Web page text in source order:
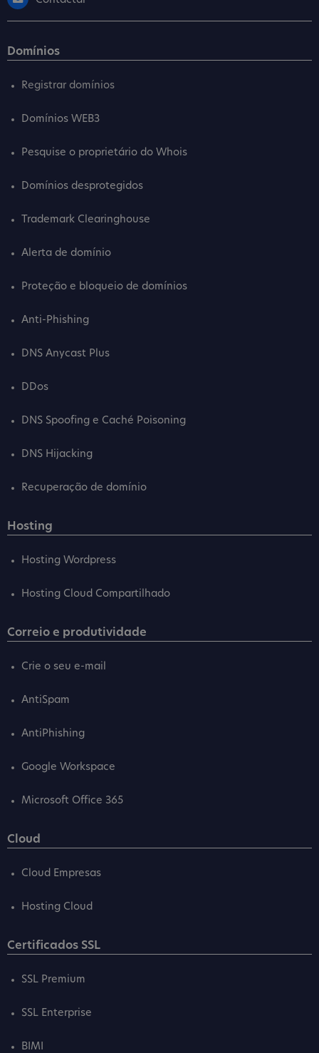
Domínios
Registrar domínios
Domínios WEB3
Pesquise o proprietário do Whois
Domínios desprotegidos
Trademark Clearinghouse
Alerta de domínio
Proteção e bloqueio de domínios
Anti-Phishing
DNS Anycast Plus
DDos
DNS Spoofing e Caché Poisoning
DNS Hijacking
Recuperação de domínio
Hosting
Hosting Wordpress
Hosting Cloud Compartilhado
Correio e produtividade
Crie o seu e-mail
AntiSpam
AntiPhishing
Google Workspace
Microsoft Office 365
Cloud
Cloud Empresas
Hosting Cloud
Certificados SSL
SSL Premium
SSL Enterprise
BIMI